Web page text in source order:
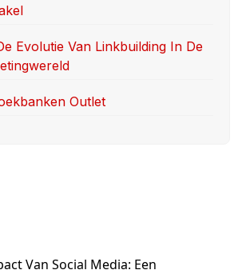
Evolutie Van Linkbuilding In De
Outlet
Van Social Media: Een